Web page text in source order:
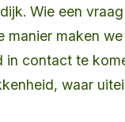
Wie een
manier maken
in contact te
waar